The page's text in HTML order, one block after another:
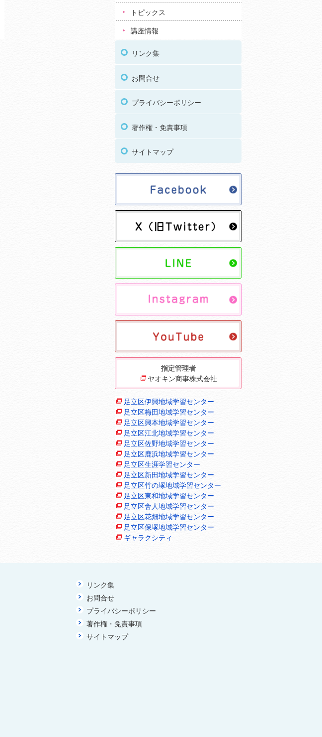
トピックス
講座情報
リンク集
お問合せ
プライバシーポリシー
著作権・免責事項
サイトマップ
指定管理者
ヤオキン商事株式会社
足立区伊興地域学習センター
足立区梅田地域学習センター
足立区興本地域学習センター
足立区江北地域学習センター
足立区佐野地域学習センター
足立区鹿浜地域学習センター
足立区生涯学習センター
足立区新田地域学習センター
足立区竹の塚地域学習センター
足立区東和地域学習センター
足立区舎人地域学習センター
足立区花畑地域学習センター
足立区保塚地域学習センター
ギャラクシティ
リンク集
お問合せ
プライバシーポリシー
著作権・免責事項
サイトマップ